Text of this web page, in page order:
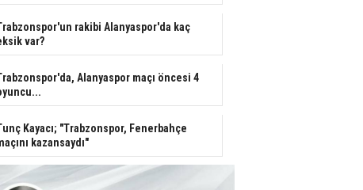
rakibi Alanyaspor'da kaç
var?
Alanyaspor maçı öncesi 4
Kayacı; "Trabzonspor, Fenerbahçe
kazansaydı"